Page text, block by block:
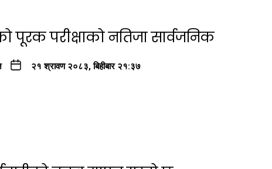
पूरक परीक्षाको नतिजा सार्वजनिक
२१ श्रावण २०८३, बिहीबार २१:३७